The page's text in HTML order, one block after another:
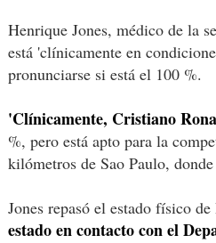
Henrique Jones, médico de la
está 'clínicamente en
pronunciarse si está el 100 %.
'Clínicamente, Cristiano
%, pero está apto para la
kilómetros de Sao Paulo,
Jones repasó el estado físico
estado en contacto con el